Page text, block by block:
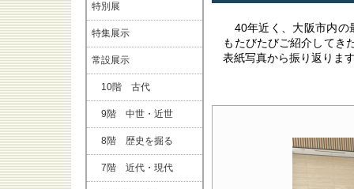
特別展
特集展示
常設展示
10階 古代
9階 中世・近世
8階 歴史を掘る
7階 近代・現代
40年近く、大阪市内の
もたびたびご紹介してき
表紙写真から振り返りま